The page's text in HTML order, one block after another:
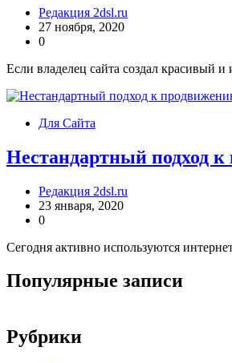
Редакция 2dsl.ru
27 ноября, 2020
0
Если владелец сайта создал красивый
Для Сайта
Нестандартный подход
Редакция 2dsl.ru
23 января, 2020
0
Сегодня активно используются
Популярные записи
Рубрики